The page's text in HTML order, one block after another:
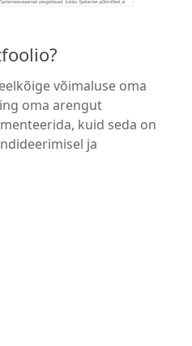
võimaluse oma
oma arengut
kuid seda on
ja